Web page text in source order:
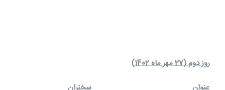
روز دوم (27 مهر ماه 1402)